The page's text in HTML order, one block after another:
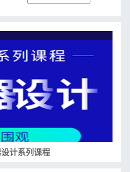
计系列课程